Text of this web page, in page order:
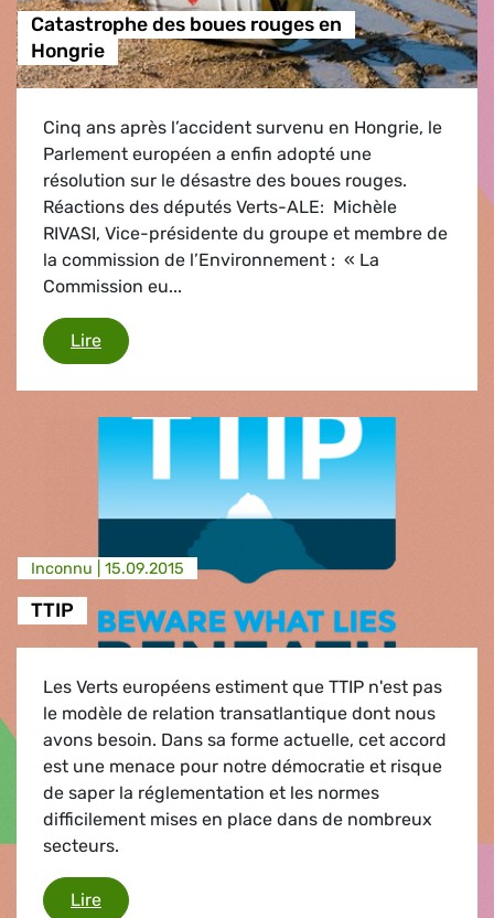
Catastrophe des boues rouges en
Hongrie
Cinq ans après l’accident survenu en Hongrie, le
Parlement européen a enfin adopté une
résolution sur le désastre des boues rouges.
Réactions des députés Verts-ALE: Michèle
RIVASI, Vice-présidente du groupe et membre de
la commission de l’Environnement : « La
Commission eu...
LireCatastrophe des boues rouges en Hongrie
Inconnu | 15.09.2015
TTIP
Les Verts européens estiment que TTIP n'est pas
le modèle de relation transatlantique dont nous
avons besoin. Dans sa forme actuelle, cet accord
est une menace pour notre démocratie et risque
de saper la réglementation et les normes
difficilement mises en place dans de nombreux
secteurs.
LireTTIP